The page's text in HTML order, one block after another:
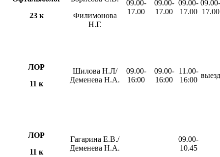
23 к
Филимонова
Н.Г.
09.00-
17.00
09.00-
17.00
09.00-
17.00
09.00-
17.00
ЛОР
11 к
Шилова Н.Л/
Деменева Н.А.
09.00-
16:00
09.00-
16:00
11.00-
16:00
выезд
ЛОР
11 к
Гагарина Е.В./
Деменева Н.А.
09.00-
10.45